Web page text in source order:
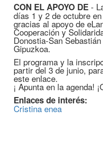
CON EL APOYO DE -
días 1 y 2 de octubre
gracias al apoyo de
Cooperación y
Donostia-San
Gipuzkoa.
El programa y la
partir del 3 de junio,
este enlace.
¡ Apunta en la agenda!
Enlaces de interés:
Cristina enea